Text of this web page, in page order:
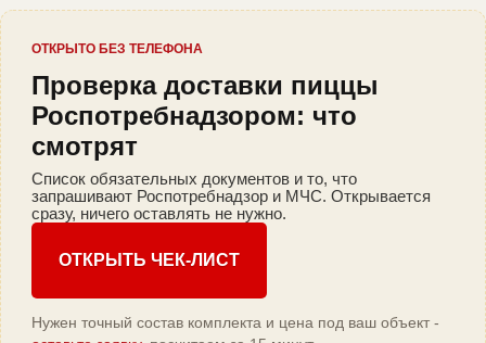
ОТКРЫТО БЕЗ ТЕЛЕФОНА
Проверка доставки пиццы
Роспотребнадзором: что
смотрят
Список обязательных документов и то, что
запрашивают Роспотребнадзор и МЧС. Открывается
сразу, ничего оставлять не нужно.
ОТКРЫТЬ ЧЕК-ЛИСТ
Нужен точный состав комплекта и цена под ваш объект -